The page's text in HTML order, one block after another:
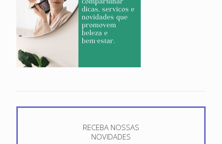
RECEBA NOSSAS
NOVIDADES